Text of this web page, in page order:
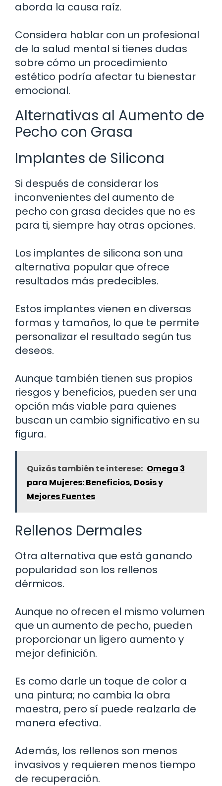
aborda la causa raíz.
Considera hablar con un profesional
de la salud mental si tienes dudas
sobre cómo un procedimiento
estético podría afectar tu bienestar
emocional.
Alternativas al Aumento de
Pecho con Grasa
Implantes de Silicona
Si después de considerar los
inconvenientes del aumento de
pecho con grasa decides que no es
para ti, siempre hay otras opciones.
Los implantes de silicona son una
alternativa popular que ofrece
resultados más predecibles.
Estos implantes vienen en diversas
formas y tamaños, lo que te permite
personalizar el resultado según tus
deseos.
Aunque también tienen sus propios
riesgos y beneficios, pueden ser una
opción más viable para quienes
buscan un cambio significativo en su
figura.
Quizás también te interese: Omega 3
para Mujeres: Beneficios, Dosis y
Mejores Fuentes
Rellenos Dermales
Otra alternativa que está ganando
popularidad son los rellenos
dérmicos.
Aunque no ofrecen el mismo volumen
que un aumento de pecho, pueden
proporcionar un ligero aumento y
mejor definición.
Es como darle un toque de color a
una pintura; no cambia la obra
maestra, pero sí puede realzarla de
manera efectiva.
Además, los rellenos son menos
invasivos y requieren menos tiempo
de recuperación.